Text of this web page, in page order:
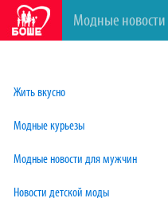
Модные новости
Жить вкусно
Модные курьезы
Модные новости для мужчин
Новости детской моды